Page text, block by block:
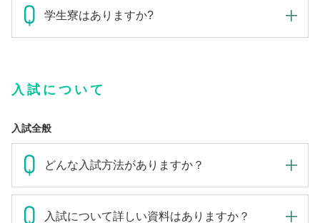
学生寮はありますか?
入試について
入試全般
どんな入試方法がありますか？
入試について詳しい資料はありますか？